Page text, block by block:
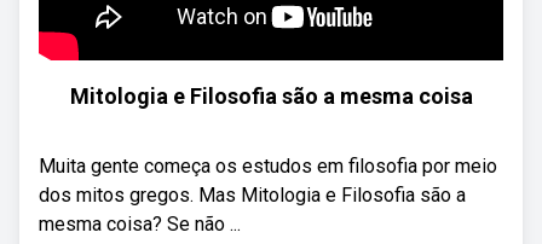
Mitologia e Filosofia são a mesma coisa
Muita gente começa os estudos em filosofia por meio
dos mitos gregos. Mas Mitologia e Filosofia são a
mesma coisa? Se não ...